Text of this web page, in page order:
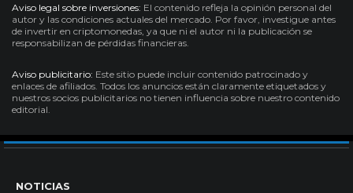
Aviso legal sobre inversiones: El contenido refleja la opinión personal del
autor y las condiciones actuales del mercado. Por favor, investigue antes
de invertir en criptomonedas, ya que ni el autor ni la publicación se
responsabilizan de pérdidas financieras.
Aviso publicitario: Este sitio puede incluir contenido patrocinado y
enlaces de afiliados. Todos los anuncios están claramente etiquetados y
nuestros socios publicitarios no tienen influencia sobre nuestro contenido
editorial.
NOTICIAS